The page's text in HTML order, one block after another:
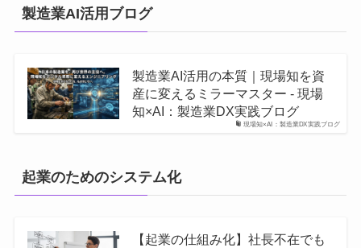
製造業AI活用ブログ
現場知×AI：製造業DX実践ブログ
製造業AI活用の本質｜現場知を資
産に変えるミラーマスター - 現場
知×AI：製造業DX実践ブログ
起業のためのシステム化
【起業の仕組み化】社長不在でも